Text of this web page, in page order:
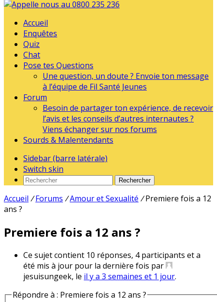
Accueil
Enquêtes
Quiz
Chat
Pose tes Questions
Une question, un doute ? Envoie ton message
à l’équipe de Fil Santé Jeunes
Forum
Besoin de partager ton expérience, de recevoir
l’avis et les conseils d’autres internautes ?
Viens échanger sur nos forums
Sourds & Malentendants
Sidebar (barre latérale)
Switch skin
Rechercher
Accueil / Forums /Amour et Sexualité / Premiere fois a 12
ans ?
Premiere fois a 12 ans ?
Ce sujet contient 10 réponses, 4 participants et a
été mis à jour pour la dernière fois par
jesuisungeek, le il y a 3 semaines et 1 jour.
Répondre à : Premiere fois a 12 ans ?